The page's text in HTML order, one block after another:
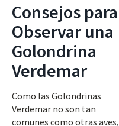
Consejos para
Observar una
Golondrina
Verdemar
Como las Golondrinas
Verdemar no son tan
comunes como otras aves,